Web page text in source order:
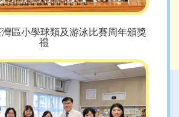
區小學球類及游泳比賽周年頒獎
禮